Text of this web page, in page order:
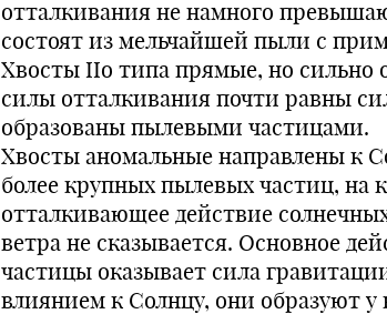
отталкивания не намного
состоят из мельчайшей пыли с
Хвосты IIо типа прямые, но сильно
силы отталкивания почти равны
образованы пылевыми частицами.
Хвосты аномальные направлены к
более крупных пылевых частиц, на
отталкивающее действие
ветра не сказывается. Основное
частицы оказывает сила
влиянием к Солнцу, они образуют